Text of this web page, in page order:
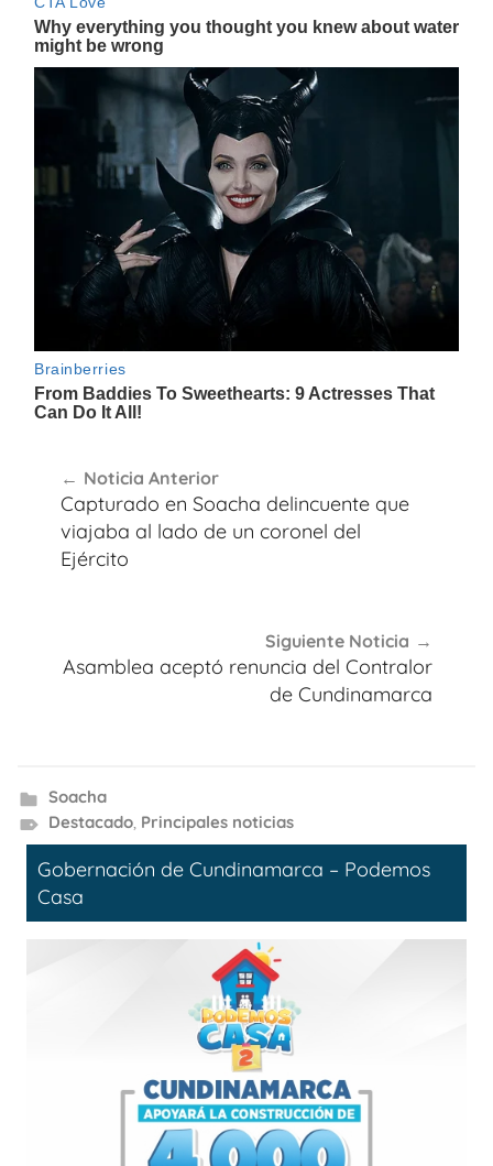
de
entradas
Noticia Anterior
Capturado en Soacha delincuente que
viajaba al lado de un coronel del
Ejército
Siguiente Noticia
Asamblea aceptó renuncia del Contralor
de Cundinamarca
Soacha
Destacado, Principales noticias
Gobernación de Cundinamarca – Podemos
Casa